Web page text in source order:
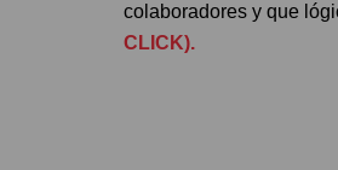
colaboradores y que
CLICK).